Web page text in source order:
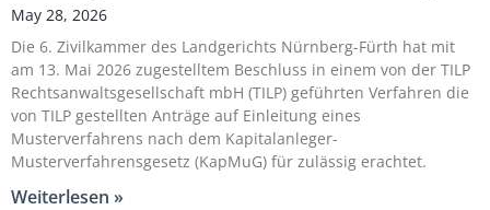
May 28, 2026
Die 6. Zivilkammer des Landgerichts Nürnberg-Fürth hat mit
am 13. Mai 2026 zugestelltem Beschluss in einem von der TILP
Rechtsanwaltsgesellschaft mbH (TILP) geführten Verfahren die
von TILP gestellten Anträge auf Einleitung eines
Musterverfahrens nach dem Kapitalanleger-
Musterverfahrensgesetz (KapMuG) für zulässig erachtet.
Weiterlesen »